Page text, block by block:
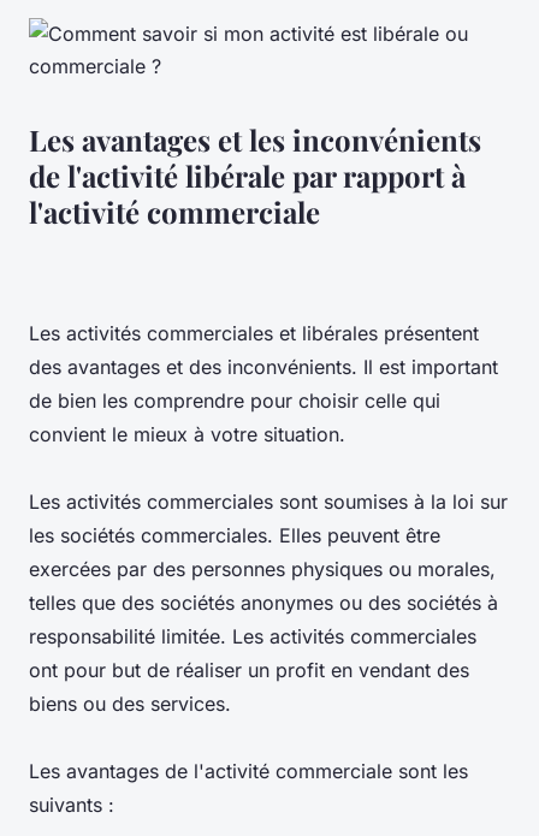
Les avantages et les inconvénients
de l'activité libérale par rapport à
l'activité commerciale
Les activités commerciales et libérales présentent
des avantages et des inconvénients. Il est important
de bien les comprendre pour choisir celle qui
convient le mieux à votre situation.
Les activités commerciales sont soumises à la loi sur
les sociétés commerciales. Elles peuvent être
exercées par des personnes physiques ou morales,
telles que des sociétés anonymes ou des sociétés à
responsabilité limitée. Les activités commerciales
ont pour but de réaliser un profit en vendant des
biens ou des services.
Les avantages de l'activité commerciale sont les
suivants :